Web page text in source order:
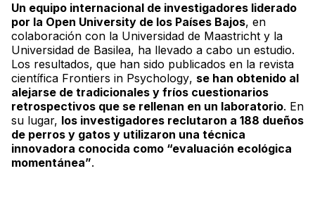
Un equipo internacional de investigadores liderado
por la Open University de los Países Bajos, en
colaboración con la Universidad de Maastricht y la
Universidad de Basilea, ha llevado a cabo un estudio.
Los resultados, que han sido publicados en la revista
científica Frontiers in Psychology, se han obtenido al
alejarse de tradicionales y fríos cuestionarios
retrospectivos que se rellenan en un laboratorio. En
su lugar, los investigadores reclutaron a 188 dueños
de perros y gatos y utilizaron una técnica
innovadora conocida como “evaluación ecológica
momentánea”.